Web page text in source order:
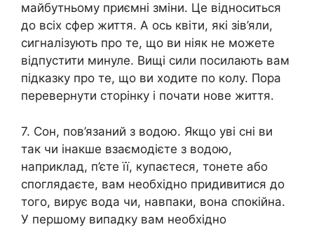
майбутньому приємні зміни. Це відноситься
до всіх сфер життя. А ось квіти, які зів’яли,
сигналізують про те, що ви ніяк не можете
відпустити минуле. Вищі сили посилають вам
підказку про те, що ви ходите по колу. Пора
перевернути сторінку і почати нове життя.
7. Сон, пов’язаний з водою. Якщо уві сні ви
так чи інакше взаємодієте з водою,
наприклад, п’єте її, купаєтеся, тонeте або
споглядаєте, вам необхідно придивитися до
того, вирує вода чи, навпаки, вона спокійна.
У першому випадку вам необхідно